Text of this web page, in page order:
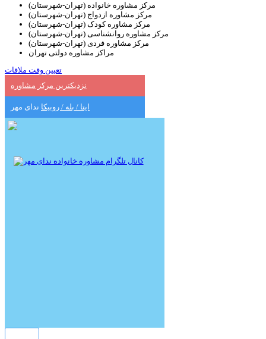
مرکز مشاوره خانواده (تهران-شهرستان)
مرکز مشاوره ازدواج (تهران-شهرستان)
مرکز مشاوره کودک (تهران-شهرستان)
مرکز مشاوره روانشناسی (تهران-شهرستان)
مرکز مشاوره فردی (تهران-شهرستان)
مراکز مشاوره دولتی تهران
تعیین وقت ملاقات
نزدیکترین مرکز مشاوره
ایتا / بله / روبیکا ندای مهر